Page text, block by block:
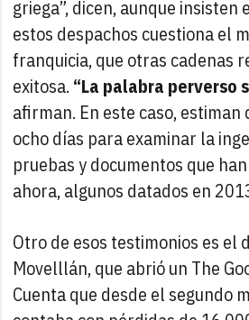
griega”, dicen, aunque insisten
estos despachos cuestiona el
franquicia, que otras cadenas
exitosa. “La palabra perverso
afirman. En este caso,
ocho días para examinar la
pruebas y documentos que
ahora, algunos datados en
Otro de esos testimonios es el
Movelllán, que abrió un The
Cuenta que desde el segundo